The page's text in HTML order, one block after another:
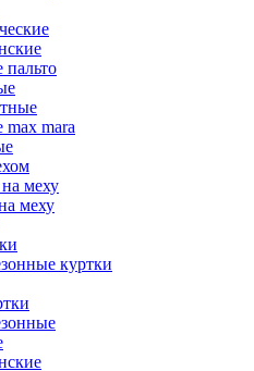
пальто
max mara
меху
меху
куртки